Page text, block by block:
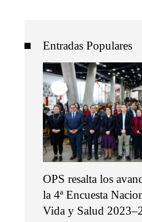
Entradas Populares
OPS resalta los
la 4ª Encuesta
Vida y Salud